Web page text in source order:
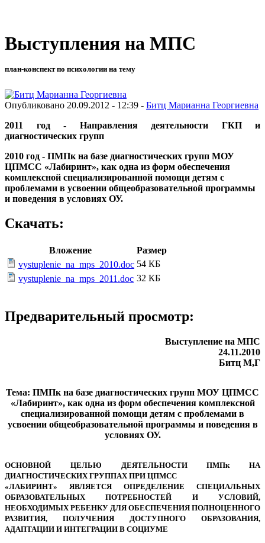
Выступления на МПС
план-конспект по психологии на тему
Опубликовано 20.09.2012 - 12:39 - Битц Марианна Георгиевна
2011 год - Направления деятельности ГКП и
диагностических групп
2010 год - ПМПк на базе диагностических групп МОУ
ЦПМСС «Лабиринт», как одна из форм обеспечения
комплексной специализированной помощи детям с
проблемами в усвоении общеобразовательной программы
и поведения в условиях ОУ.
Скачать:
Вложение
Размер
vystuplenie_na_mps_2010.doc 54 КБ
vystuplenie_na_mps_2011.doc 32 КБ
Предварительный просмотр:
Выступление на МПС
24.11.2010
Битц М,Г
Тема: ПМПк на базе диагностических групп МОУ ЦПМСС
«Лабиринт», как одна из форм обеспечения комплексной
специализированной помощи детям с проблемами в
усвоении общеобразовательной программы и поведения в
условиях ОУ.
ОСНОВНОЙ ЦЕЛЬЮ ДЕЯТЕЛЬНОСТИ ПМПк НА
ДИАГНОСТИЧЕСКИХ ГРУППАХ ПРИ ЦПМСС
«ЛАБИРИНТ» ЯВЛЯЕТСЯ ОПРЕДЕЛЕНИЕ СПЕЦИАЛЬНЫХ
ОБРАЗОВАТЕЛЬНЫХ ПОТРЕБНОСТЕЙ И УСЛОВИЙ,
НЕОБХОДИМЫХ РЕБЕНКУ ДЛЯ ОБЕСПЕЧЕНИЯ ПОЛНОЦЕННОГО
РАЗВИТИЯ, ПОЛУЧЕНИЯ ДОСТУПНОГО ОБРАЗОВАНИЯ,
АДАПТАЦИИ И ИНТЕГРАЦИИ В СОЦИУМЕ